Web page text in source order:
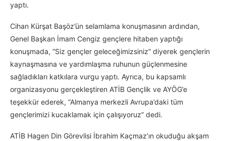
yaptı.
Cihan Kürşat Başöz’ün selamlama konuşmasının ardından,
Genel Başkan İmam Cengiz gençlere hitaben yaptığı
konuşmada, “Siz gençler geleceğimizsiniz” diyerek gençlerin
kaynaşmasına ve yardımlaşma ruhunun güçlenmesine
sağladıkları katkılara vurgu yaptı. Ayrıca, bu kapsamlı
organizasyonu gerçekleştiren ATİB Gençlik ve AYÖG’e
teşekkür ederek, “Almanya merkezli Avrupa’daki tüm
gençlerimizi kucaklamak için çalışıyoruz” dedi.
ATİB Hagen Din Görevlisi İbrahim Kaçmaz’ın okuduğu akşam